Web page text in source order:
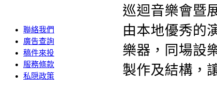
巡迴音樂會暨
由本地優秀的
樂器，同場設
製作及結構，
聯絡我們
廣告查詢
稿件來投
服務條款
私隠政策